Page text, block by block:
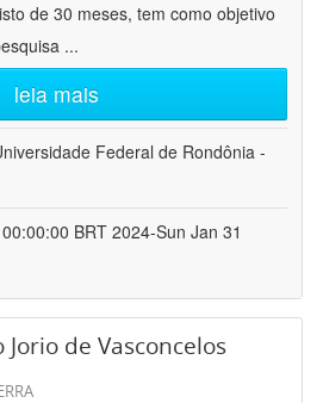
de 30 meses, tem como objetivo
...
leia mais
Federal de Rondônia -
BRT 2024-Sun Jan 31
Jorio de Vasconcelos